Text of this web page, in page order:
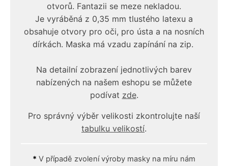
otvorů. Fantazii se meze nekladou.
Je vyráběná z 0,35 mm tlustého latexu a
obsahuje otvory pro oči, pro ústa a na nosních
dírkách. Maska má vzadu zapínání na zip.
Na detailní zobrazení jednotlivých barev
nabízených na našem eshopu se můžete
podívat zde.
Pro správný výběr velikosti zkontrolujte naší
tabulku velikostí.
* V případě zvolení výroby masky na míru nám